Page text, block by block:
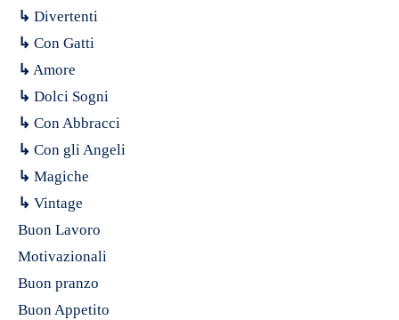
↳ Divertenti
↳ Con Gatti
↳ Amore
↳ Dolci Sogni
↳ Con Abbracci
↳ Con gli Angeli
↳ Magiche
↳ Vintage
Buon Lavoro
Motivazionali
Buon pranzo
Buon Appetito